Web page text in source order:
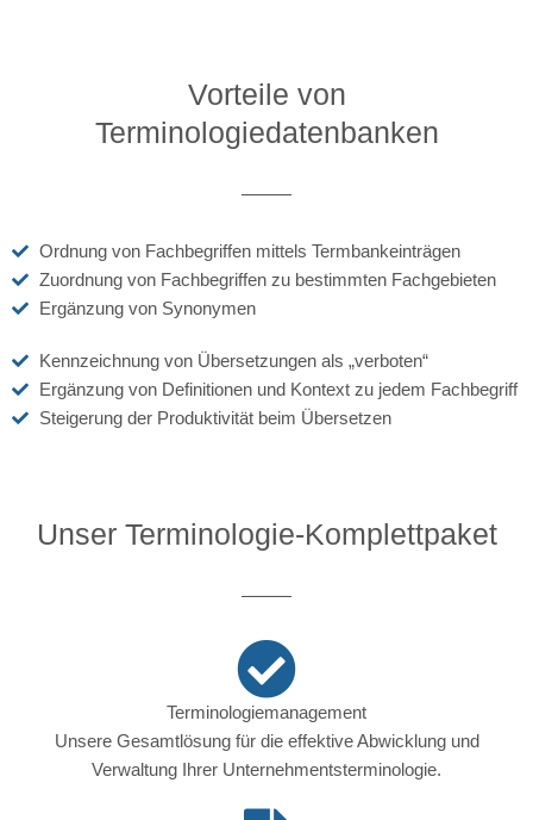
Vorteile von
Terminologiedatenbanken
Ordnung von Fachbegriffen mittels Termbankeinträgen
Zuordnung von Fachbegriffen zu bestimmten Fachgebieten
Ergänzung von Synonymen
Kennzeichnung von Übersetzungen als „verboten“
Ergänzung von Definitionen und Kontext zu jedem Fachbegriff
Steigerung der Produktivität beim Übersetzen
Unser Terminologie-Komplettpaket
Terminologiemanagement
Unsere Gesamtlösung für die effektive Abwicklung und
Verwaltung Ihrer Unternehmentsterminologie.